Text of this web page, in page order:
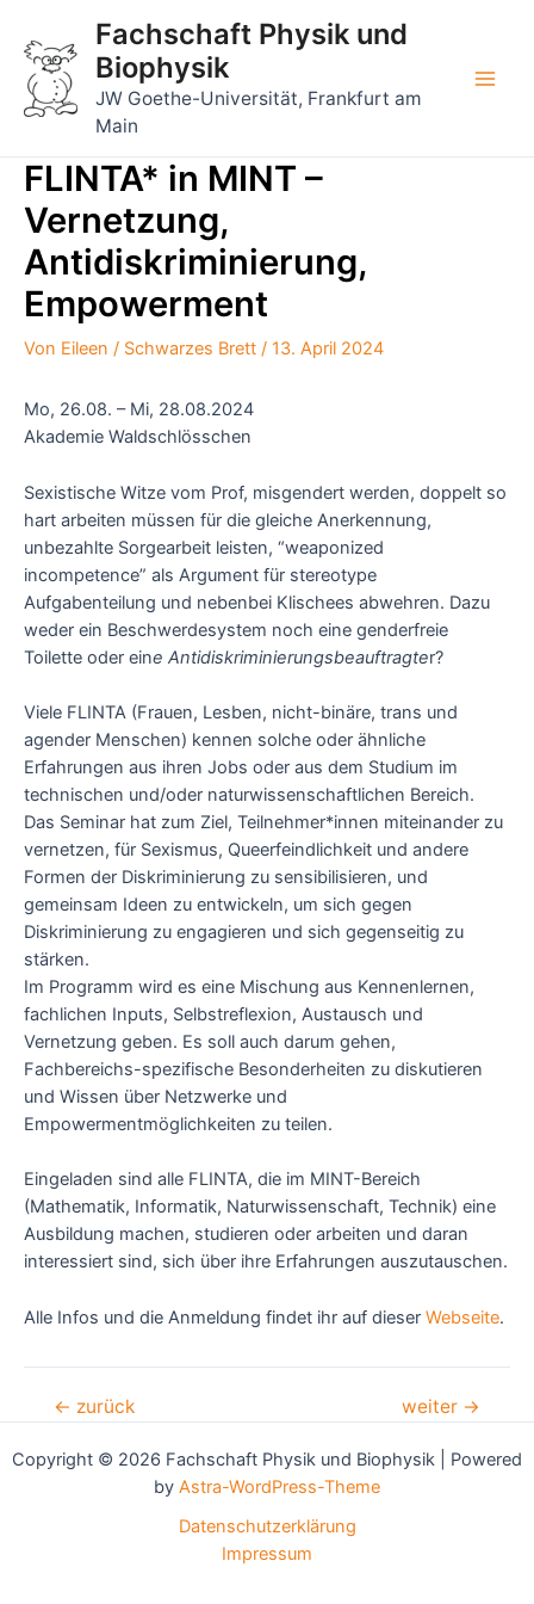
Inhalt
springen
Fachschaft Physik und
Biophysik
JW Goethe-Universität, Frankfurt am
Main
FLINTA* in MINT –
Vernetzung,
Antidiskriminierung,
Empowerment
Von Eileen / Schwarzes Brett / 13. April 2024
Mo, 26.08. – Mi, 28.08.2024
Akademie Waldschlösschen
Sexistische Witze vom Prof, misgendert werden, doppelt so
hart arbeiten müssen für die gleiche Anerkennung,
unbezahlte Sorgearbeit leisten, “weaponized
incompetence” als Argument für stereotype
Aufgabenteilung und nebenbei Klischees abwehren. Dazu
weder ein Beschwerdesystem noch eine genderfreie
Toilette oder eine Antidiskriminierungsbeauftragter?
Viele FLINTA (Frauen, Lesben, nicht-binäre, trans und
agender Menschen) kennen solche oder ähnliche
Erfahrungen aus ihren Jobs oder aus dem Studium im
technischen und/oder naturwissenschaftlichen Bereich.
Das Seminar hat zum Ziel, Teilnehmer*innen miteinander zu
vernetzen, für Sexismus, Queerfeindlichkeit und andere
Formen der Diskriminierung zu sensibilisieren, und
gemeinsam Ideen zu entwickeln, um sich gegen
Diskriminierung zu engagieren und sich gegenseitig zu
stärken.
Im Programm wird es eine Mischung aus Kennenlernen,
fachlichen Inputs, Selbstreflexion, Austausch und
Vernetzung geben. Es soll auch darum gehen,
Fachbereichs-spezifische Besonderheiten zu diskutieren
und Wissen über Netzwerke und
Empowermentmöglichkeiten zu teilen.
Eingeladen sind alle FLINTA, die im MINT-Bereich
(Mathematik, Informatik, Naturwissenschaft, Technik) eine
Ausbildung machen, studieren oder arbeiten und daran
interessiert sind, sich über ihre Erfahrungen auszutauschen.
Alle Infos und die Anmeldung findet ihr auf dieser Webseite.
Beitragsnavigation
← zurück weiter →
Copyright © 2026 Fachschaft Physik und Biophysik | Powered
by Astra-WordPress-Theme
Datenschutzerklärung
Impressum